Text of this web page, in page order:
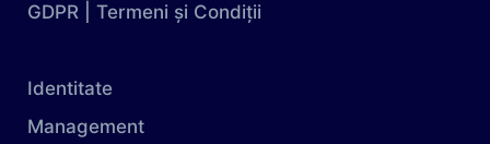
GDPR | Termeni și Condiții
Identitate
Management